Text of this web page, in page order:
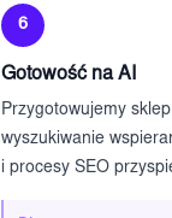
6
Gotowość na AI
Przygotowujemy
wyszukiwanie
i procesy SEO